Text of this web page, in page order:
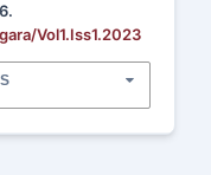
Vol1.Iss1.2023